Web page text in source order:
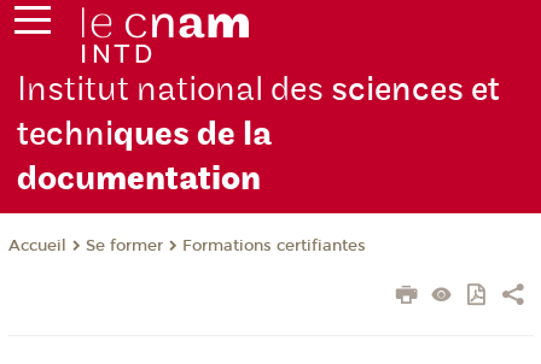
Institut national des sciences et
techniques de la
documentation
Accueil Se former Formations certifiantes